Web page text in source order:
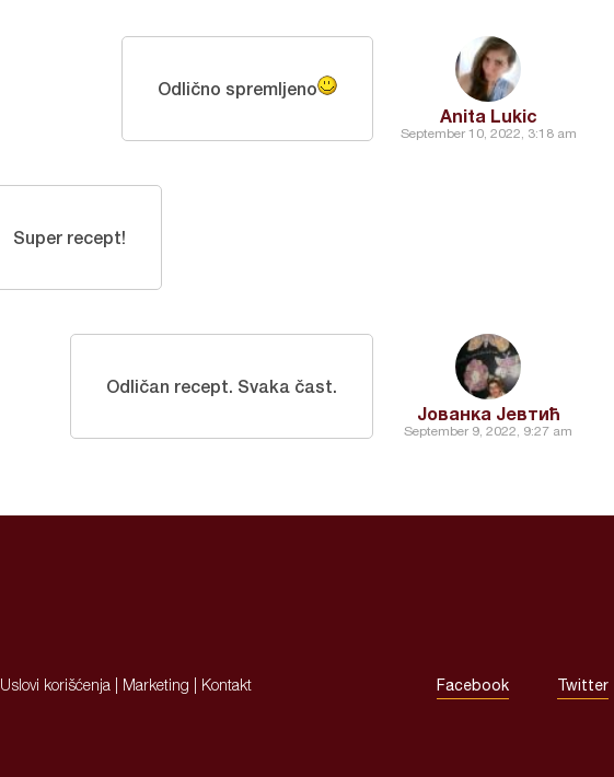
Anita Lukic
September 10, 2022, 3:18 am
Odlično spremljeno
Super recept!
Јованка Јевтић
September 9, 2022, 9:27 am
Odličan recept. Svaka čast.
Uslovi korišćenja Marketing Kontakt Facebook Twitter